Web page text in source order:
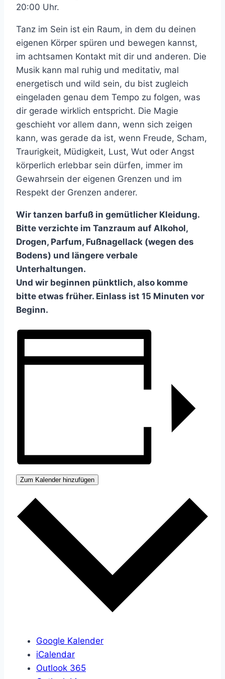
20:00 Uhr.
Tanz im Sein ist ein Raum, in dem du deinen
eigenen Körper spüren und bewegen kannst,
im achtsamen Kontakt mit dir und anderen. Die
Musik kann mal ruhig und meditativ, mal
energetisch und wild sein, du bist zugleich
eingeladen genau dem Tempo zu folgen, was
dir gerade wirklich entspricht. Die Magie
geschieht vor allem dann, wenn sich zeigen
kann, was gerade da ist, wenn Freude, Scham,
Traurigkeit, Müdigkeit, Lust, Wut oder Angst
körperlich erlebbar sein dürfen, immer im
Gewahrsein der eigenen Grenzen und im
Respekt der Grenzen anderer.
Wir tanzen barfuß in gemütlicher Kleidung.
Bitte verzichte im Tanzraum auf Alkohol,
Drogen, Parfum, Fußnagellack (wegen des
Bodens) und längere verbale
Unterhaltungen.
Und wir beginnen pünktlich, also komme
bitte etwas früher. Einlass ist 15 Minuten vor
Beginn.
Zum Kalender hinzufügen
Google Kalender
iCalendar
Outlook 365